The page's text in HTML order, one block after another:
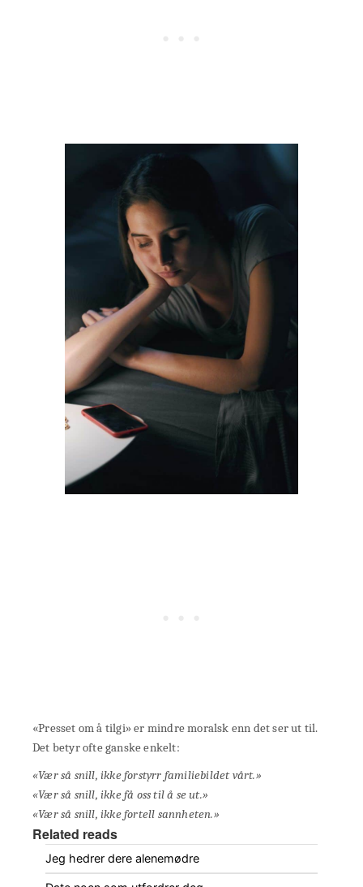
«Presset om å tilgi» er mindre moralsk enn det ser ut til.
Det betyr ofte ganske enkelt:
«Vær så snill, ikke forstyrr familiebildet vårt.»
«Vær så snill, ikke få oss til å se ut.»
«Vær så snill, ikke fortell sannheten.»
Related reads
Jeg hedrer dere alenemødre